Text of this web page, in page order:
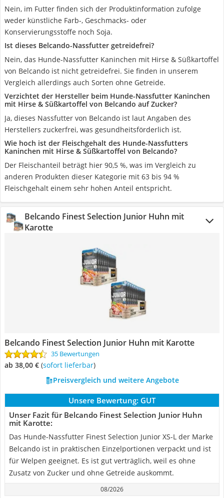
Nein, im Futter finden sich der Produktinformation zufolge
weder künstliche Farb-, Geschmacks- oder
Konservierungsstoffe noch Soja.
Ist dieses Belcando-Nassfutter getreidefrei?
Nein, das Hunde-Nassfutter Kaninchen mit Hirse & Süßkartoffel
von Belcando ist nicht getreidefrei. Sie finden in unserem
Vergleich allerdings auch Sorten ohne Getreide.
Verzichtet der Hersteller beim Hunde-Nassfutter Kaninchen
mit Hirse & Süßkartoffel von Belcando auf Zucker?
Ja, dieses Nassfutter von Belcando ist laut Angaben des
Herstellers zuckerfrei, was gesundheitsförderlich ist.
Wie hoch ist der Fleischgehalt des Hunde-Nassfutters
Kaninchen mit Hirse & Süßkartoffel von Belcando?
Der Fleischanteil beträgt hier 90,5 %, was im Vergleich zu
anderen Produkten dieser Kategorie mit 63 bis 94 %
Fleischgehalt einem sehr hohen Anteil entspricht.
Belcando Finest Selection Junior Huhn mit
Karotte
Belcando Finest Selection Junior Huhn mit Karotte
35 Bewertungen
ab 38,00 € ( Sofort lieferbar)
Preisvergleich und weitere Angebote
Unsere Bewertung: GUT
Unser Fazit für Belcando Finest Selection Junior Huhn
mit Karotte:
Das Hunde-Nassfutter Finest Selection Junior XS-L der Marke
Belcando ist in praktischen Einzelportionen verpackt und ist
für Welpen geeignet. Es ist gut verträglich, weil es ohne
Zusatz von Zucker und ohne Getreide auskommt.
08/2026